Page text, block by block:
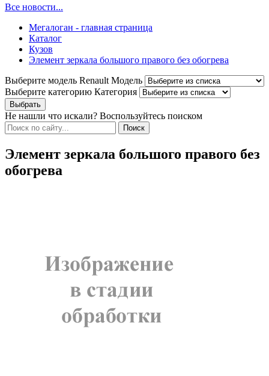
Все новости...
Мегалоган - главная страница
Каталог
Кузов
Элемент зеркала большого правого без обогрева
Выберите модель Renault Модель
Выберите категорию Категория
Не нашли что искали? Воспользуйтесь поиском
Элемент зеркала большого правого без
обогрева